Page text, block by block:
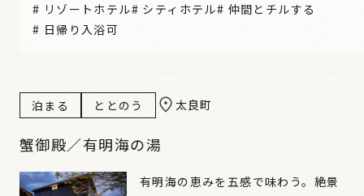
# リゾートホテル# シティホテル# 仲間とチルする
# 日帰り入浴可
泊まる ととのう 太良町
蟹御殿／有明海の湯
有明海の恵みを五感で味わう。絶景